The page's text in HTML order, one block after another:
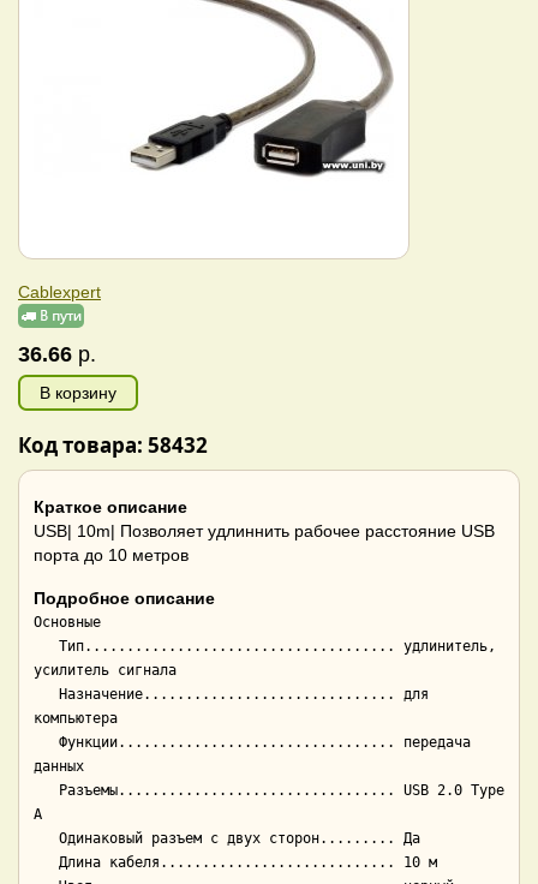
Cablexpert
36.66 р.
В корзину
Код товара: 58432
Краткое описание
USB| 10m| Позволяет удлиннить рабочее расстояние USB
порта до 10 метров
Подробное описание
Основные
усилитель сигнала
компьютера
данных
A